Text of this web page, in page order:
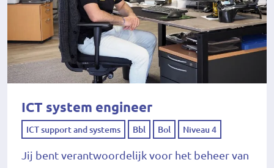
ICT system engineer
ICT support and systems Bbl Bol Niveau 4
Jij bent verantwoordelijk voor het beheer van